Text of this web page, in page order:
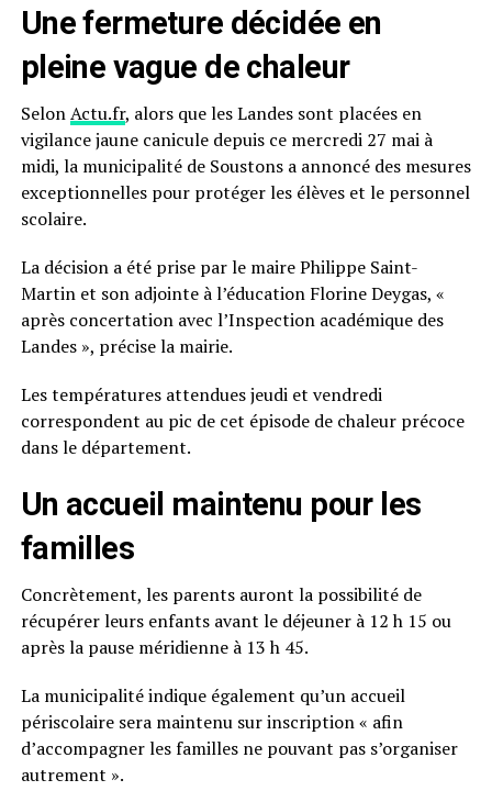
Une fermeture décidée en
pleine vague de chaleur
SelonActu.fr, alors que les Landes sont placées en
vigilance jaune canicule depuis ce mercredi 27 mai à
midi, la municipalité de Soustons a annoncé des mesures
exceptionnelles pour protéger les élèves et le personnel
scolaire.
La décision a été prise par le maire Philippe Saint-
Martin et son adjointe à l’éducation Florine Deygas, «
après concertation avec l’Inspection académique des
Landes », précise la mairie.
Les températures attendues jeudi et vendredi
correspondent au pic de cet épisode de chaleur précoce
dans le département.
Un accueil maintenu pour les
familles
Concrètement, les parents auront la possibilité de
récupérer leurs enfants avant le déjeuner à 12 h 15 ou
après la pause méridienne à 13 h 45.
La municipalité indique également qu’un accueil
périscolaire sera maintenu sur inscription « afin
d’accompagner les familles ne pouvant pas s’organiser
autrement ».